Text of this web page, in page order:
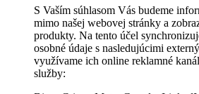
S Vaším súhlasom Vás budeme
mimo našej webovej stránky a
produkty. Na tento účel
osobné údaje s nasledujúcimi
využívame ich online reklamné
služby: